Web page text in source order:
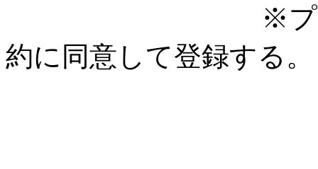
※プ
約に同意して登録する。